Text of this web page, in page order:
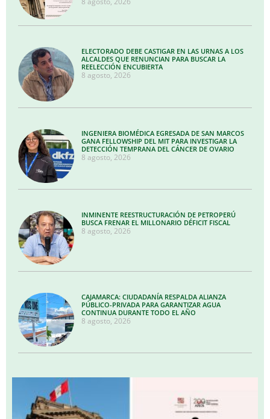
ELECTORADO DEBE CASTIGAR EN LAS URNAS A LOS
ALCALDES QUE RENUNCIAN PARA BUSCAR LA
REELECCIÓN ENCUBIERTA
8 agosto, 2026
INGENIERA BIOMÉDICA EGRESADA DE SAN MARCOS
GANA FELLOWSHIP DEL MIT PARA INVESTIGAR LA
DETECCIÓN TEMPRANA DEL CÁNCER DE OVARIO
8 agosto, 2026
INMINENTE REESTRUCTURACIÓN DE PETROPERÚ
BUSCA FRENAR EL MILLONARIO DÉFICIT FISCAL
8 agosto, 2026
CAJAMARCA: CIUDADANÍA RESPALDA ALIANZA
PÚBLICO-PRIVADA PARA GARANTIZAR AGUA
CONTINUA DURANTE TODO EL AÑO
8 agosto, 2026